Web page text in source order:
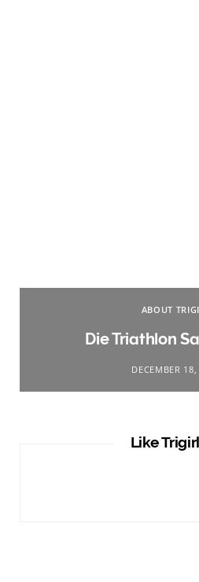
ABOUT
Die Triathlon
DECEMBER
Like